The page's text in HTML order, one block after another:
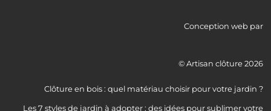
Conception web par
© Artisan clôture 2026
Clôture en bois : quel matériau choisir pour votre jardin ?
Les 7 styles de jardin à adopter : des idées pour sublimer votre